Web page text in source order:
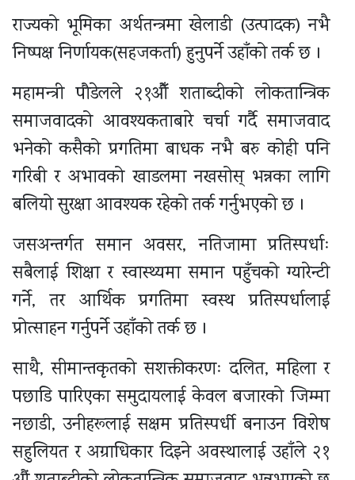
राज्यको भूमिका अर्थतन्त्रमा खेलाडी (उत्पादक) नभै
निष्पक्ष निर्णायक(सहजकर्ता) हुनुपर्ने उहाँको तर्क छ ।
महामन्त्री पौडेलले २१औँ शताब्दीको लोकतान्त्रिक
समाजवादको आवश्यकताबारे चर्चा गर्दै समाजवाद
भनेको कसैको प्रगतिमा बाधक नभै बरु कोही पनि
गरिबी र अभावको खाडलमा नखसोस् भन्नका लागि
बलियो सुरक्षा आवश्यक रहेको तर्क गर्नुभएको छ ।
जसअन्तर्गत समान अवसर, नतिजामा प्रतिस्पर्धाः
सबैलाई शिक्षा र स्वास्थ्यमा समान पहुँचको ग्यारेन्टी
गर्ने, तर आर्थिक प्रगतिमा स्वस्थ प्रतिस्पर्धालाई
प्रोत्साहन गर्नुपर्ने उहाँको तर्क छ ।
साथै, सीमान्तकृतको सशक्तीकरणः दलित, महिला र
पछाडि पारिएका समुदायलाई केवल बजारको जिम्मा
नछाडी, उनीहरूलाई सक्षम प्रतिस्पर्धी बनाउन विशेष
सहुलियत र अग्राधिकार दिइने अवस्थालाई उहाँले २१